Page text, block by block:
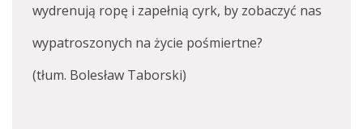
wydrenują ropę i zapełnią cyrk, by zobaczyć nas
wypatroszonych na życie pośmiertne?
(tłum. Bolesław Taborski)